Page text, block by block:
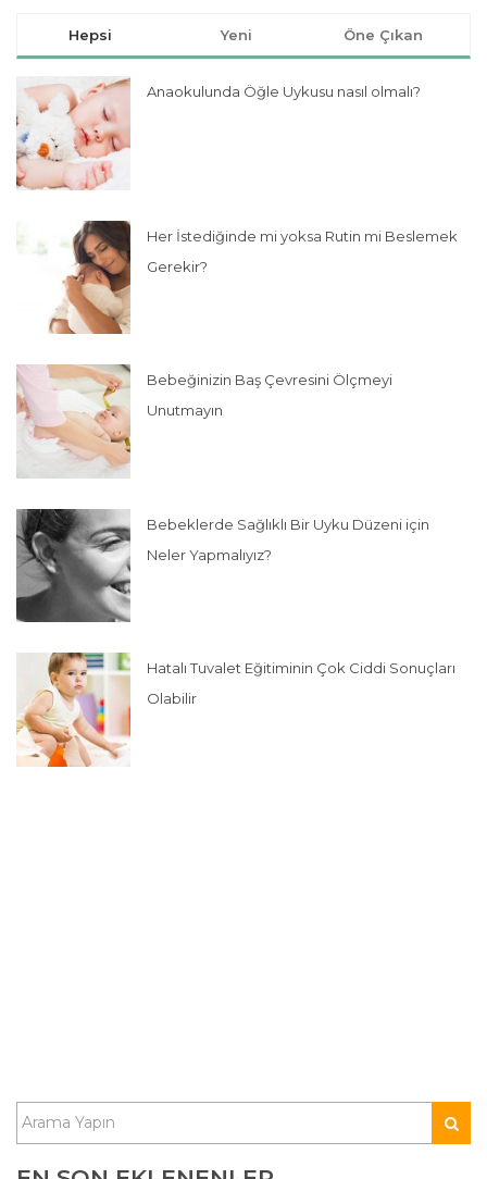
Hepsi Yeni Öne Çıkan
Anaokulunda Öğle Uykusu nasıl olmalı?
Her İstediğinde mi yoksa Rutin mi Beslemek
Gerekir?
Bebeğinizin Baş Çevresini Ölçmeyi
Unutmayın
Bebeklerde Sağlıklı Bir Uyku Düzeni için
Neler Yapmalıyız?
Hatalı Tuvalet Eğitiminin Çok Ciddi Sonuçları
Olabilir